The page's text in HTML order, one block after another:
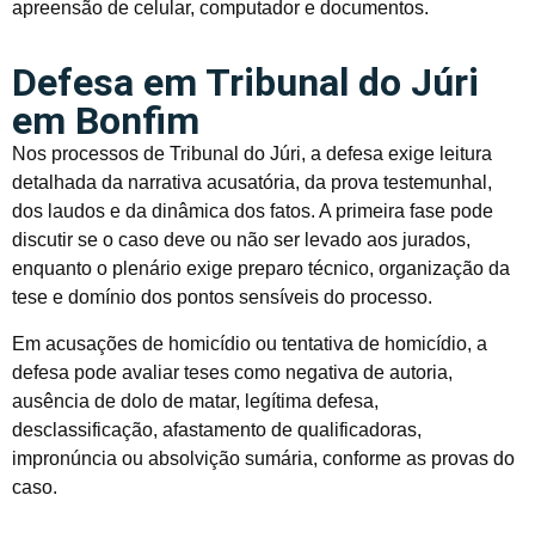
apreensão de celular, computador e documentos.
Defesa em Tribunal do Júri
em Bonfim
Nos processos de Tribunal do Júri, a defesa exige leitura
detalhada da narrativa acusatória, da prova testemunhal,
dos laudos e da dinâmica dos fatos. A primeira fase pode
discutir se o caso deve ou não ser levado aos jurados,
enquanto o plenário exige preparo técnico, organização da
tese e domínio dos pontos sensíveis do processo.
Em acusações de homicídio ou tentativa de homicídio, a
defesa pode avaliar teses como negativa de autoria,
ausência de dolo de matar, legítima defesa,
desclassificação, afastamento de qualificadoras,
impronúncia ou absolvição sumária, conforme as provas do
caso.